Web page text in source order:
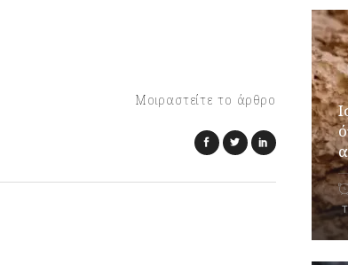
Μοιραστείτε το άρθρο